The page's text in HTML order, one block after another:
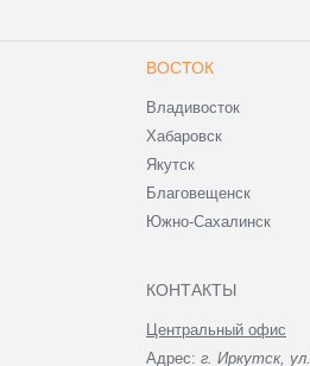
ВОСТОК
Владивосток
Хабаровск
Якутск
Благовещенск
Южно-Сахалинск
КОНТАКТЫ
Центральный офис
Адрес: г. Иркутск,